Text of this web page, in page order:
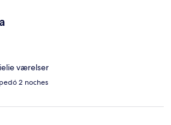
værelser
2 noches